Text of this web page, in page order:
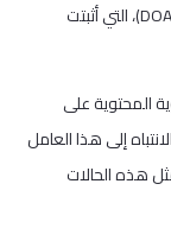
العلاج طويل الأمد باستخدام مضادات التخثر الحديثة (DOACs)، التي أثبتت
المحتوية على
إلى هذا العامل
هذه الحالات